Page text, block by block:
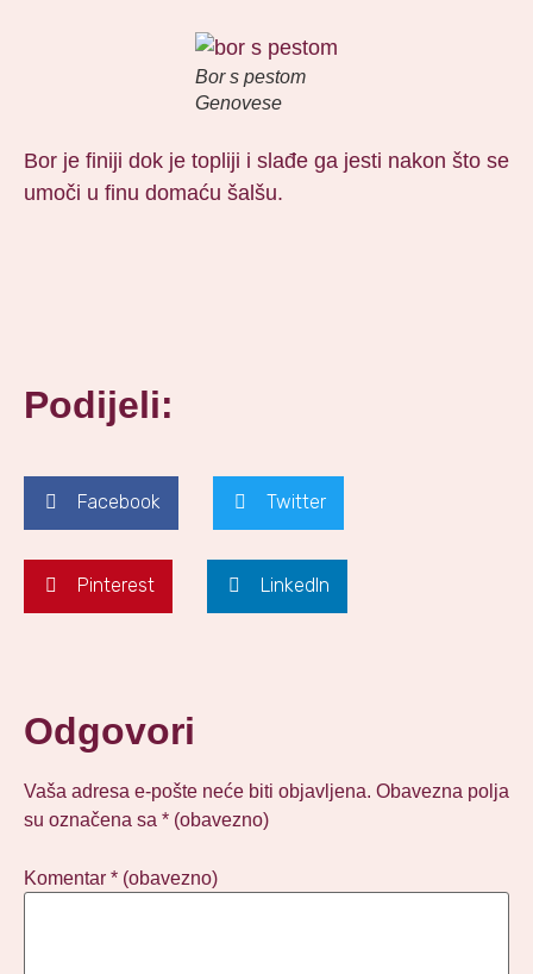
Bor s pestom
Genovese
Bor je finiji dok je topliji i slađe ga jesti nakon što se
umoči u finu domaću šalšu.
Podijeli:
Facebook Twitter
Pinterest LinkedIn
Odgovori
Vaša adresa e-pošte neće biti objavljena. Obavezna polja
su označena sa * (obavezno)
Komentar * (obavezno)